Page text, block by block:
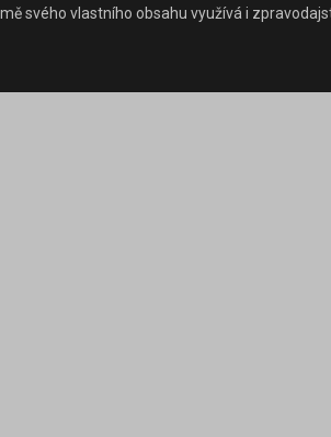
svého vlastního obsahu využívá i